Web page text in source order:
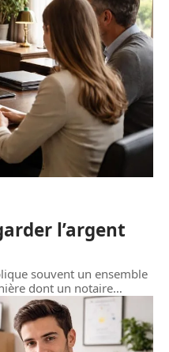
l’argent
souvent un ensemble
dont un notaire…